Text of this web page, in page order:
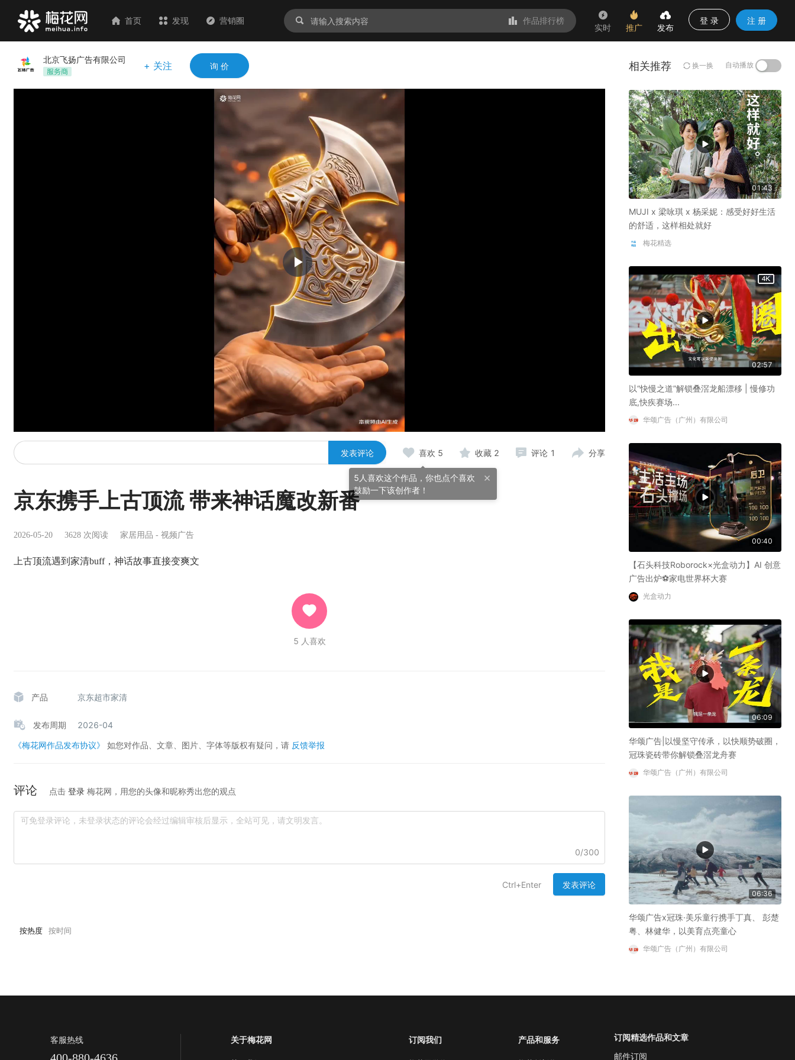
首页 发现 营销圈 作品排行榜
实时 推广 发布
登 录 注 册
北京飞扬广告有限公司
+ 关注 询 价
Play
Video
发表评论 喜欢 5 收藏 2 评论 1 分享
5人喜欢这个作品，你也点个喜欢
鼓励一下该创作者！
×
京东携手上古顶流 带来神话魔改新番
2026-05-20 3628 次阅读 家居用品 - 视频广告
上古顶流遇到家清buff，神话故事直接变爽文
5 人喜欢
产品 京东超市家清
发布周期
2026-04
《梅花网作品发布协议》
如您对作品、文章、图片、字体等版权有疑问，请 反馈举报
评论 点击 登录 梅花网，用您的头像和昵称秀出您的观点
0/300
Ctrl+Enter 发表评论
按热度 按时间
相关推荐 换一换 自动播放
01:43
MUJI x 梁咏琪 x 杨采妮：感受好好生活
的舒适，这样相处就好
梅花精选
02:57
以“快慢之道”解锁叠滘龙船漂移 | 慢修功
底,快疾赛场...
华颂广告（广州）有限公司
00:40
【石头科技Roborock×光盒动力】AI 创意
广告出炉⚽家电世界杯大赛
光盒动力
06:09
华颂广告|以慢坚守传承，以快顺势破圈，
冠珠瓷砖带你解锁叠滘龙舟赛
华颂广告（广州）有限公司
06:36
华颂广告x冠珠·美乐童行携手丁真、 彭楚
粤、林健华，以美育点亮童心
华颂广告（广州）有限公司
客服热线 关于梅花网 订阅我们 产品和服务 订阅精选作品和文章
邮件订阅